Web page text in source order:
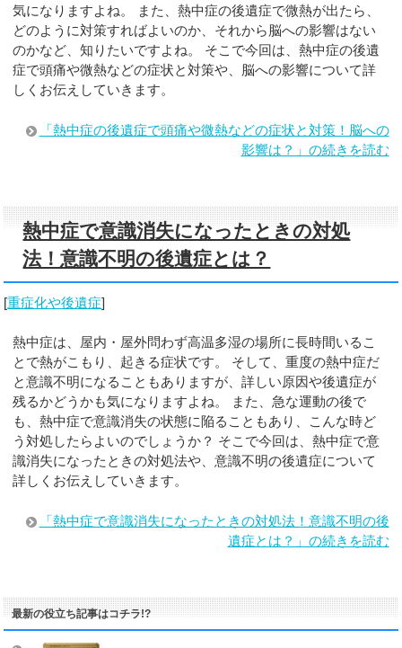
気になりますよね。 また、熱中症の後遺症で微熱が出たら、
どのように対策すればよいのか、それから脳への影響はない
のかなど、知りたいですよね。 そこで今回は、熱中症の後遺
症で頭痛や微熱などの症状と対策や、脳への影響について詳
しくお伝えしていきます。
「熱中症の後遺症で頭痛や微熱などの症状と対策！脳への
影響は？」の続きを読む
熱中症で意識消失になったときの対処
法！意識不明の後遺症とは？
[重症化や後遺症]
熱中症は、屋内・屋外問わず高温多湿の場所に長時間いるこ
とで熱がこもり、起きる症状です。 そして、重度の熱中症だ
と意識不明になることもありますが、詳しい原因や後遺症が
残るかどうかも気になりますよね。 また、急な運動の後で
も、熱中症で意識消失の状態に陥ることもあり、こんな時ど
う対処したらよいのでしょうか？ そこで今回は、熱中症で意
識消失になったときの対処法や、意識不明の後遺症について
詳しくお伝えしていきます。
「熱中症で意識消失になったときの対処法！意識不明の後
遺症とは？」の続きを読む
最新の役立ち記事はコチラ!?